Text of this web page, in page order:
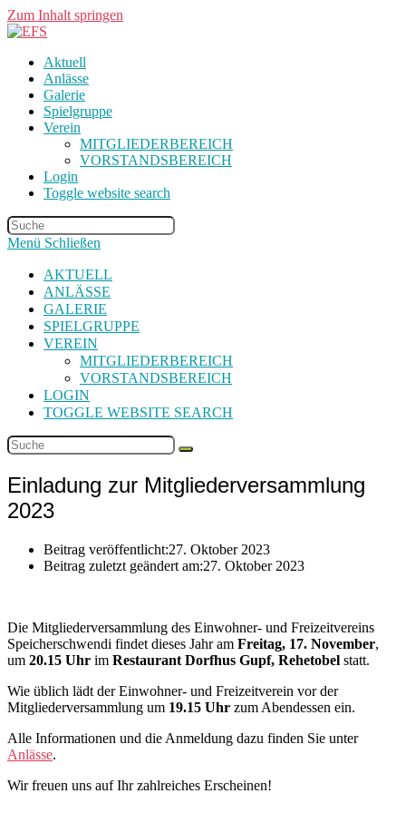
Zum Inhalt springen
Aktuell
Anlässe
Galerie
Spielgruppe
Verein
MITGLIEDERBEREICH
VORSTANDSBEREICH
Login
Toggle website search
Menü Schließen
AKTUELL
ANLÄSSE
GALERIE
SPIELGRUPPE
VEREIN
MITGLIEDERBEREICH
VORSTANDSBEREICH
LOGIN
TOGGLE WEBSITE SEARCH
Einladung zur Mitgliederversammlung
2023
Beitrag veröffentlicht:27. Oktober 2023
Beitrag zuletzt geändert am:27. Oktober 2023
Die Mitgliederversammlung des Einwohner- und Freizeitvereins
Speicherschwendi findet dieses Jahr am Freitag, 17. November,
um 20.15 Uhr im Restaurant Dorfhus Gupf, Rehetobel statt.
Wie üblich lädt der Einwohner- und Freizeitverein vor der
Mitgliederversammlung um 19.15 Uhr zum Abendessen ein.
Alle Informationen und die Anmeldung dazu finden Sie unter
Anlässe.
Wir freuen uns auf Ihr zahlreiches Erscheinen!